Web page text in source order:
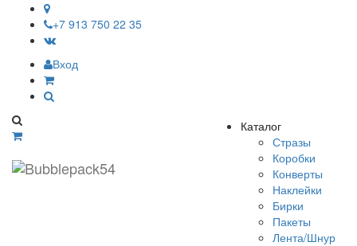
+7 913 750 22 35
Вход
Bubblepack54
Каталог
Стразы
Коробки
Конверты
Наклейки
Бирки
Пакеты
Лента/Шнур